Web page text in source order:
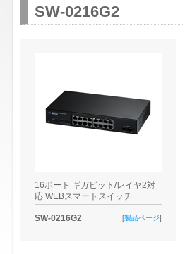
SW-0216G2
16ポート ギガビット/レイヤ2対
応 WEBスマートスイッチ
SW-0216G2 [製品ページ]